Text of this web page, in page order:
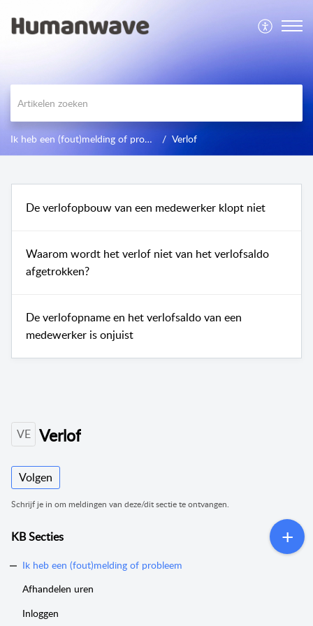
Ik heb een (fout)melding of probleem Verlof
De verlofopbouw van een medewerker klopt niet
Waarom wordt het verlof niet van het verlofsaldo
afgetrokken?
De verlofopname en het verlofsaldo van een
medewerker is onjuist
VE Verlof
Volgen
Schrijf je in om meldingen van deze/dit sectie te ontvangen.
KB Secties
Ik heb een (fout)melding of probleem
Afhandelen uren
Inloggen